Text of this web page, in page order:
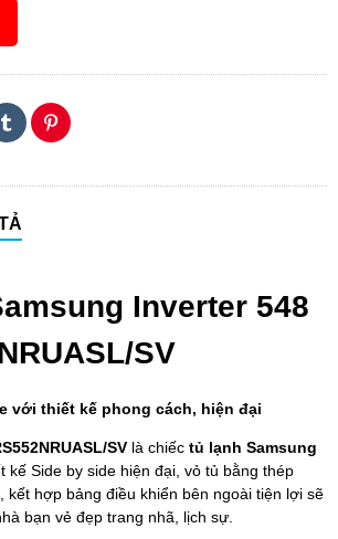
Inverter 548
SV
với thiết kế phong cách, hiện đại
SV là chiếc tủ lạnh Samsung
kế Side by side hiện đại, vỏ tủ bằng thép
kết hợp bảng điều khiển bên ngoài tiện lợi sẽ
bạn vẻ đẹp trang nhã, lịch sự.